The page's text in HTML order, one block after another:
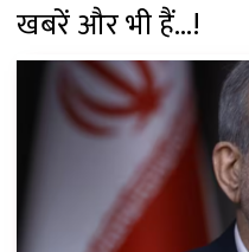
खबरें और भी हैं...!